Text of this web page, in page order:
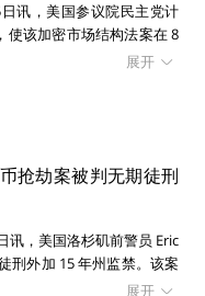
工具。它涉及深入了
定币的资产负债风
BTC，增幅为 98%。
周五 Coldcard 黑客事件以
30 日至 8 月 5 日，39 个沉
价值超过 9500 万美元。其
讯，美国参议院民主党计
使该加密市场结构法案在 8
党方面称，白宫在两党伦
Ruben Gallego 表示，参
限制，并认为当前 616 页
党领袖 John Thune 仍计
有 53 个席位，需约 7 名民
投票失败或未能举行，法
Act 于 2026 年签
法案支持者本周继续向国
次选民联系支持该框架。
展开
抢劫案被判无期徒刑
讯，美国洛杉矶前警员 Eric
刑外加 15 年州监禁。该案
元比特币，Halem 将在 7
展开